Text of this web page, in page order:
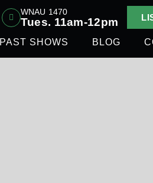
WNAU 1470
Tues. 11am-12pm
PAST SHOWS BLOG